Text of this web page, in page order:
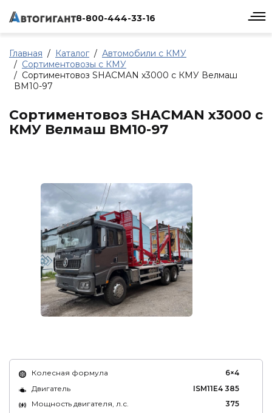
8-800-444-33-16
Главная Каталог
Автомобили с КМУ
Сортиментовозы с КМУ
Сортиментовоз SHACMAN x3000 с КМУ Велмаш
ВМ10-97
Сортиментовоз SHACMAN x3000 с
КМУ Велмаш ВМ10-97
Колесная формула
6×4
Двигатель
ISM11E4 385
Мощность двигателя, л.с.
375